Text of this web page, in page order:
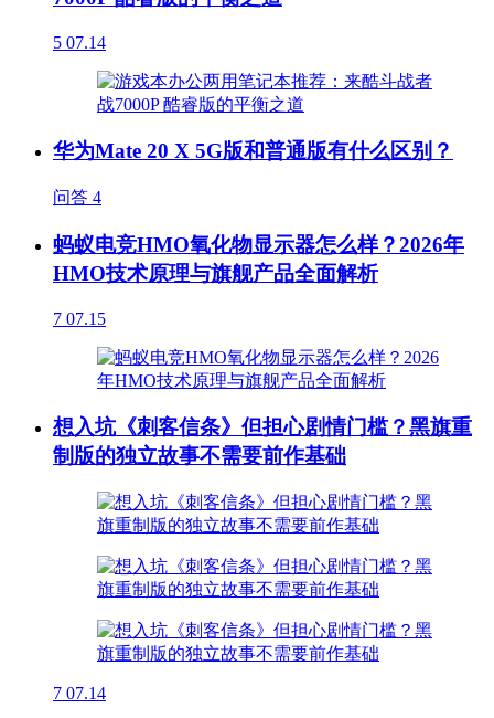
5 07.14
华为Mate 20 X 5G版和普通版有什么区别？
问答 4
蚂蚁电竞HMO氧化物显示器怎么样？2026年
HMO技术原理与旗舰产品全面解析
7 07.15
想入坑《刺客信条》但担心剧情门槛？黑旗重
制版的独立故事不需要前作基础
7 07.14